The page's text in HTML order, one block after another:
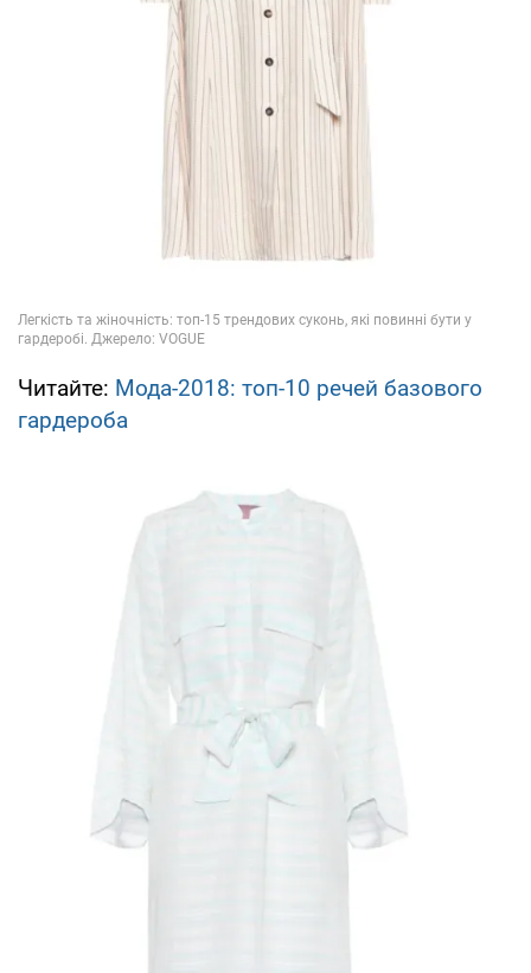
Читайте: Мода-2018: топ-10 речей базового
гардероба